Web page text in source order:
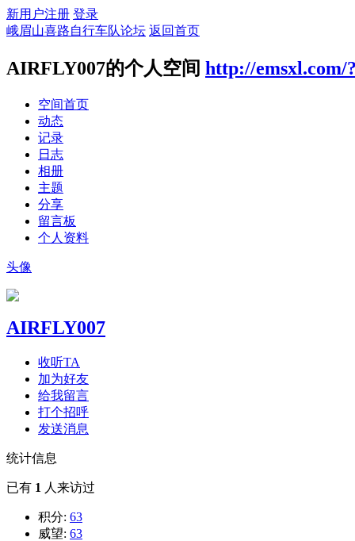
新用户注册 登录
峨眉山喜路自行车队论坛 返回首页
AIRFLY007的个人空间 http://emsxl.com/
空间首页
动态
记录
日志
相册
主题
分享
留言板
个人资料
头像
AIRFLY007
收听TA
加为好友
给我留言
打个招呼
发送消息
统计信息
已有 1 人来访过
积分: 63
威望: 63